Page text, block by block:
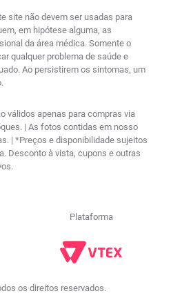
site não devem ser usadas para
em hipótese alguma, as
da área médica. Somente o
qualquer problema de saúde e
Ao persistirem os sintomas, um
válidos apenas para compras via
| As fotos contidas em nosso
| *Preços e disponibilidade sujeitos
Desconto à vista, cupons e outras
Plataforma
os direitos reservados.